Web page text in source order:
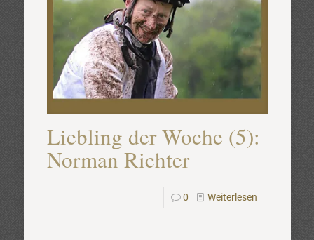
Liebling der Woche (5):
Norman Richter
0 Weiterlesen